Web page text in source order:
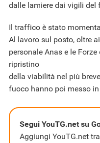
dalle lamiere dai vigili del
Il traffico è stato
Al lavoro sul posto, oltre
personale Anas e le Forze
ripristino
della viabilità nel più
fuoco hanno poi messo
Segui YouTG.net su
Aggiungi YouTG.net